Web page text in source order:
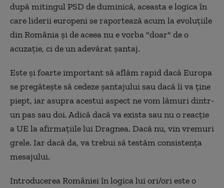
după mitingul PSD de duminică, aceasta e logica în
care liderii europeni se raportează acum la evoluţiile
din România şi de aceea nu e vorba "doar" de o
acuzaţie, ci de un adevărat şantaj.
Este şi foarte important să aflăm rapid dacă Europa
se pregăteşte să cedeze şantajului sau dacă îi va ţine
piept, iar asupra acestui aspect ne vom lămuri dintr-
un pas sau doi. Adică dacă va exista sau nu o reacţie
a UE la afirmaţiile lui Dragnea. Dacă nu, vin vremuri
grele. Iar dacă da, va trebui să testăm consistenţa
mesajului.
Introducerea României în logica lui ori/ori este o